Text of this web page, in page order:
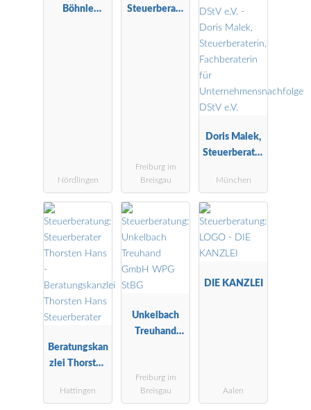
Böhnle
Nördlingen
Steuerberatu
Freiburg im
Breisgau
Doris Malek,
Steuerberater
Fachberaterin
für
Unternehmen
snachfolge
DStV e.V.
München
Beratungskan
zlei Thorsten
Steuerberater
Hattingen
Unkelbach
Treuhand
Freiburg im
Breisgau
DIE KANZLEI
Aalen